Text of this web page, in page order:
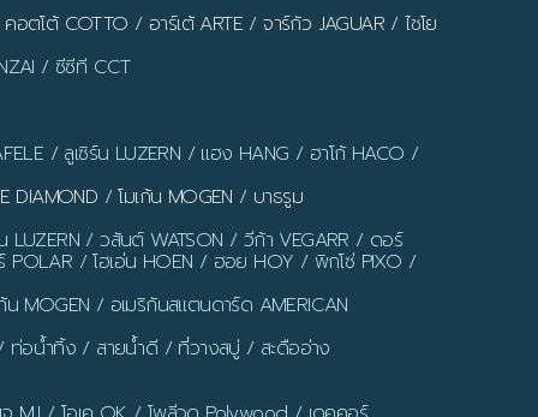
คอตโต้ COTTO / อาร์เต้ ARTE/จาร์กัว JAGUAR/ไชโย
/ ซีซีที CCT
/ ลูเซิร์น LUZERN / แฮง HANG / ฮาโก้ HACO /
DIAMOND /โมเก้น MOGEN / บาธรูม
LUZERN / วสันต์ WATSON / วีก้า VEGARR / ดอร์
POLAR / โฮเอ่น HOEN / ฮอย HOY / พิกโซ่ PIXO /
MOGEN / อเมริกันสแตนดาร์ด AMERICAN
ท่อน้ำทิ้ง / สายน้ำดี / ที่วางสบู่ / สะดืออ่าง